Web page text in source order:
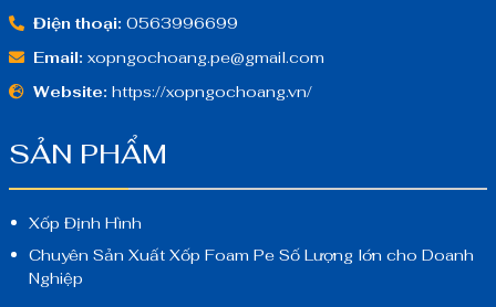
Điện thoại: 0563996699
Email: xopngochoang.pe@gmail.com
Website: https://xopngochoang.vn/
SẢN PHẨM
Xốp Định Hình
Chuyên Sản Xuất Xốp Foam Pe Số Lượng lớn cho Doanh
Nghiệp